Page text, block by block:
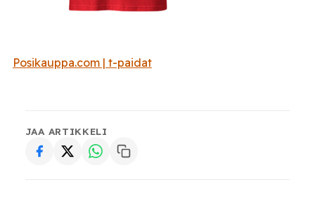
Posikauppa.com | t-paidat
JAA ARTIKKELI